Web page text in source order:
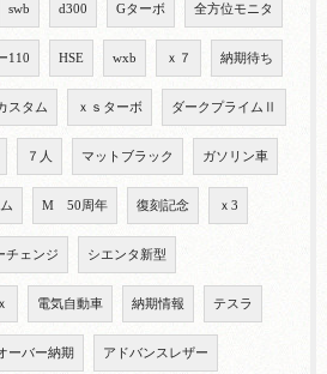
swb d300 Gターボ 全方位モニタ
110 HSE wxb ｘ７ 納期待ち
スタム ｘｓターボ ダークプライムⅡ
７人 マットブラック ガソリン車
M 50周年 復刻記念 ｘ3
チェンジ シエンタ新型
電気自動車 納期情報 テスラ
ーバー納期 アドバンスレザー